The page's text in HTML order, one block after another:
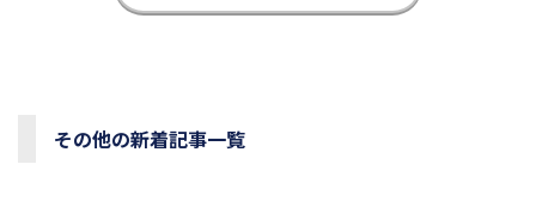
その他の新着記事一覧